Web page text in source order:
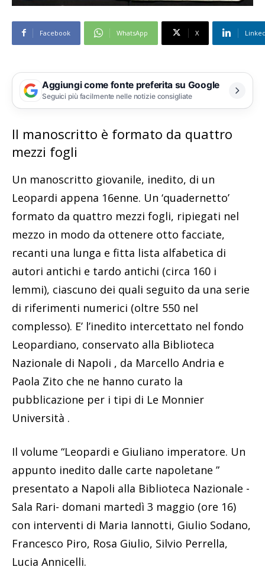
Facebook WhatsApp X
Aggiungi come fonte preferita su Google
Seguici più facilmente nelle notizie consigliate
Il manoscritto è formato da quattro
mezzi fogli
Un manoscritto giovanile, inedito, di un
Leopardi appena 16enne. Un ‘quadernetto’
formato da quattro mezzi fogli, ripiegati nel
mezzo in modo da ottenere otto facciate,
recanti una lunga e fitta lista alfabetica di
autori antichi e tardo antichi (circa 160 i
lemmi), ciascuno dei quali seguito da una serie
di riferimenti numerici (oltre 550 nel
complesso). E’ l’inedito intercettato nel fondo
Leopardiano, conservato alla Biblioteca
Nazionale di Napoli , da Marcello Andria e
Paola Zito che ne hanno curato la
pubblicazione per i tipi di Le Monnier
Università .
Il volume “Leopardi e Giuliano imperatore. Un
appunto inedito dalle carte napoletane ”
presentato a Napoli alla Biblioteca Nazionale -
Sala Rari- domani martedì 3 maggio (ore 16)
con interventi di Maria Iannotti, Giulio Sodano,
Francesco Piro, Rosa Giulio, Silvio Perrella,
Lucia Annicelli.